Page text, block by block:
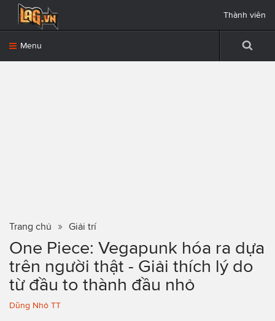
Menu
Thành viên
Trang chủ Giải trí
One Piece: Vegapunk hóa ra dựa
trên người thật - Giải thích lý do
từ đầu to thành đầu nhỏ
Dũng Nhỏ TT